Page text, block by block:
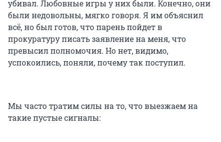
убивал. Любовные игры у них были. Конечно, они
были недовольны, мягко говоря. Я им объяснил
всё, но был готов, что парень пойдет в
прокуратуру писать заявление на меня, что
превысил полномочия. Но нет, видимо,
успокоились, поняли, почему так поступил.
Мы часто тратим силы на то, что выезжаем на
такие пустые сигналы: